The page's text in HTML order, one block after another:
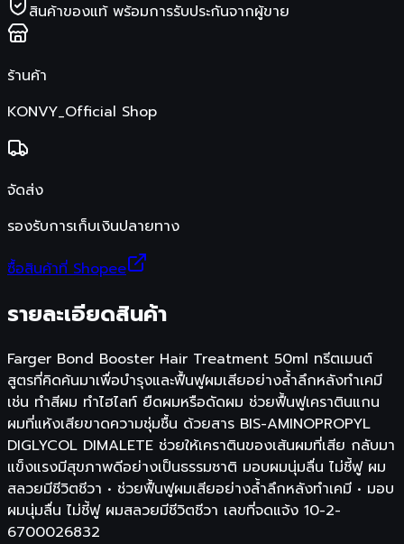
สินค้าของแท้ พร้อมการรับประกันจากผู้ขาย
ร้านค้า
KONVY_Official Shop
จัดส่ง
รองรับการเก็บเงินปลายทาง
ซื้อสินค้าที่ Shopee
รายละเอียดสินค้า
Farger Bond Booster Hair Treatment 50ml ทรีตเมนต์
สูตรที่คิดค้นมาเพื่อบำรุงและฟื้นฟูผมเสียอย่างล้ำลึกหลังทำเคมี
เช่น ทำสีผม ทำไฮไลท์ ยืดผมหรือดัดผม ช่วยฟื้นฟูเคราตินแกน
ผมที่แห้งเสียขาดความชุ่มชื้น ด้วยสาร BIS-AMINOPROPYL
DIGLYCOL DIMALETE ช่วยให้เคราตินของเส้นผมที่เสีย กลับมา
แข็งแรงมีสุขภาพดีอย่างเป็นธรรมชาติ มอบผมนุ่มลื่น ไม่ชี้ฟู ผม
สลวยมีชีวิตชีวา • ช่วยฟื้นฟูผมเสียอย่างล้ำลึกหลังทำเคมี • มอบ
ผมนุ่มลื่น ไม่ชี้ฟู ผมสลวยมีชีวิตชีวา เลขที่จดแจ้ง 10-2-
6700026832